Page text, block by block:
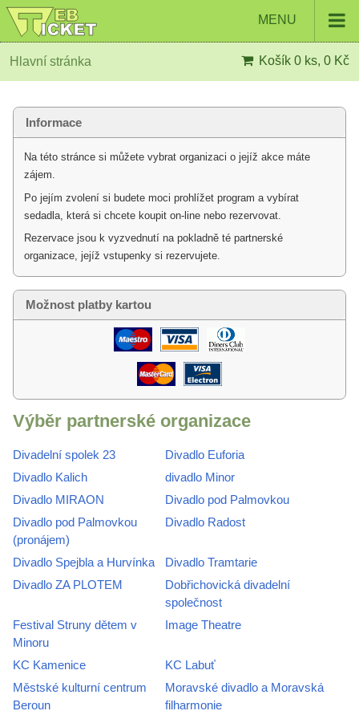
MENU
Hlavní stránka Košík 0 ks, 0 Kč
Informace
Na této stránce si můžete vybrat organizaci o jejíž akce máte
zájem.
Po jejím zvolení si budete moci prohlížet program a vybírat
sedadla, která si chcete koupit on-line nebo rezervovat.
Rezervace jsou k vyzvednutí na pokladně té partnerské
organizace, jejíž vstupenky si rezervujete.
Možnost platby kartou
Výběr partnerské organizace
Divadelní spolek 23
Divadlo Euforia
Divadlo Kalich
divadlo Minor
Divadlo MIRAON
Divadlo pod Palmovkou
Divadlo pod Palmovkou
(pronájem)
Divadlo Radost
Divadlo Spejbla a Hurvínka
Divadlo Tramtarie
Divadlo ZA PLOTEM
Dobřichovická divadelní
společnost
Festival Struny dětem v
Minoru
Image Theatre
KC Kamenice
KC Labuť
Městské kulturní centrum
Beroun
Moravské divadlo a Moravská
filharmonie